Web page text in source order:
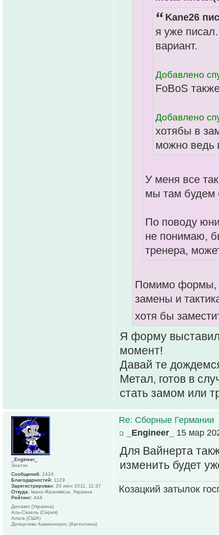
Kane26
я уже
вариант.
Добавлено
FoBoS
Добавлено
хотябы в
можно ведь
У меня все
мы там будем
По поводу
не понимаю,
тренера,
Помимо формы,
замены и
хотя бы
Я форму
момент!
Давай те
Метал, готов в
стать замом или
Re: Сборные Германии
_Engineer_
15 мар
Для Вайнерта
изменить будет
Козацкий затылок
_Engineer_
Знаток
Сообщений: 2424
Благодарностей: 1129
Зарегистрирован: 20 июн 2011, 11:37
Откуда: Івано-Франківськ, Украина
Рейтинг: 444
Динамо (Украина)
Аль-Сахель (Сирия)
Альта (США)
Депортиво Камионерос (Аргентина)